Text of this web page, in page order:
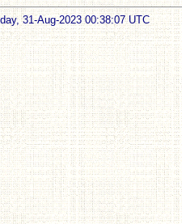
31-Aug-2023 00:38:07 UTC